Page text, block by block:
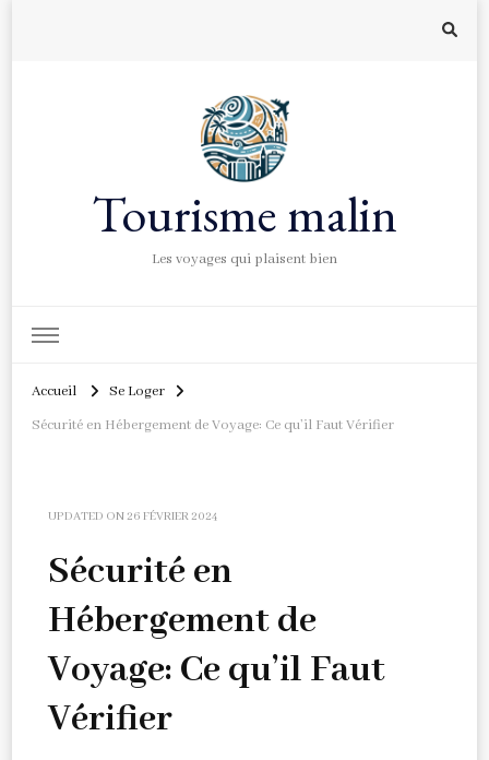
Tourisme malin
Les voyages qui plaisent bien
Accueil
Se Loger
Sécurité en Hébergement de Voyage: Ce qu’il Faut Vérifier
UPDATED ON26 FÉVRIER 2024
Sécurité en
Hébergement de
Voyage: Ce qu’il Faut
Vérifier